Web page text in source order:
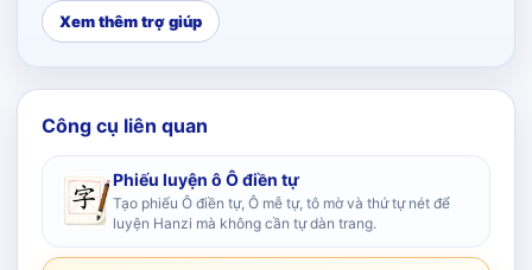
Xem thêm trợ giúp
Công cụ liên quan
Phiếu luyện ô Ô điền tự
Tạo phiếu Ô điền tự, Ô mễ tự, tô mờ và thứ tự nét để
luyện Hanzi mà không cần tự dàn trang.